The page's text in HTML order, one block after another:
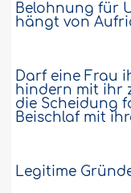
Belohnung für
hängt von
Darf eine Frau
hindern mit ihr
die Scheidung
Beischlaf mit
Legitime